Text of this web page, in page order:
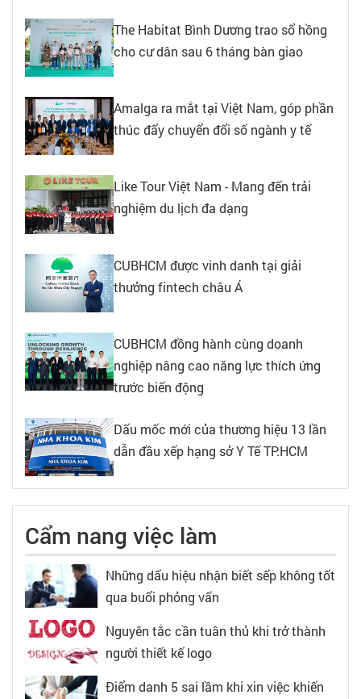
The Habitat Bình Dương trao sổ hồng
cho cư dân sau 6 tháng bàn giao
Amalga ra mắt tại Việt Nam, góp phần
thúc đẩy chuyển đổi số ngành y tế
Like Tour Việt Nam - Mang đến trải
nghiệm du lịch đa dạng
CUBHCM được vinh danh tại giải
thưởng fintech châu Á
CUBHCM đồng hành cùng doanh
nghiệp nâng cao năng lực thích ứng
trước biến động
Dấu mốc mới của thương hiệu 13 lần
dẫn đầu xếp hạng sở Y Tế TP.HCM
Cẩm nang việc làm
Những dấu hiệu nhận biết sếp không tốt
qua buổi phỏng vấn
Nguyên tắc cần tuân thủ khi trở thành
người thiết kế logo
Điểm danh 5 sai lầm khi xin việc khiến